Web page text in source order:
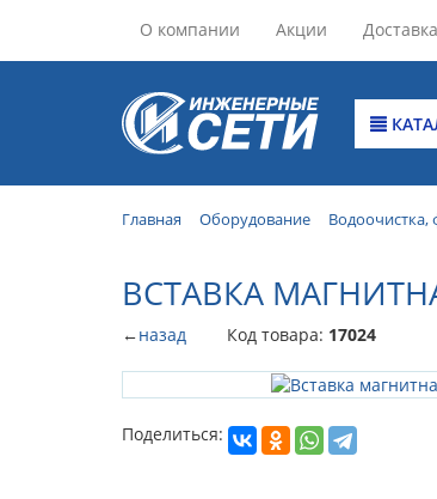
О компании Акции
Главная Оборудование Водоочистка,
ВСТАВКА
←назад Код товара: 17024
Поделиться: